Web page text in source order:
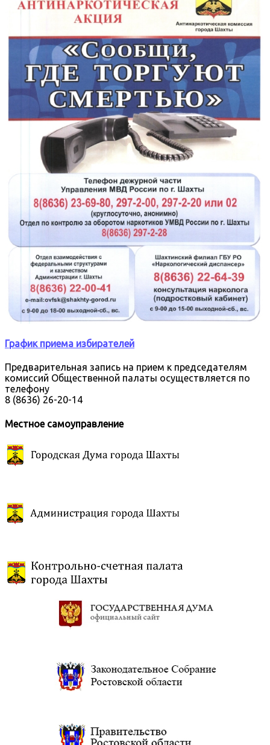
График приема избирателей
Предварительная запись на прием к председателям
комиссий Общественной палаты осуществляется по
телефону
8 (8636) 26-20-14
Местное самоуправление